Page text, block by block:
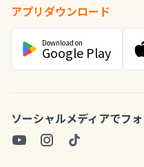
アプリダウンロード
Download on
Google Play
ソーシャルメディアでフ